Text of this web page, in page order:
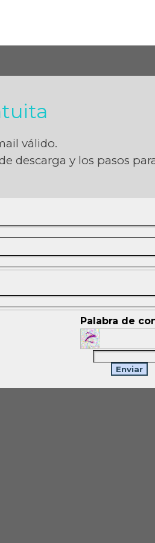
válido.
descarga y los pasos
al Sistema
Palabra de